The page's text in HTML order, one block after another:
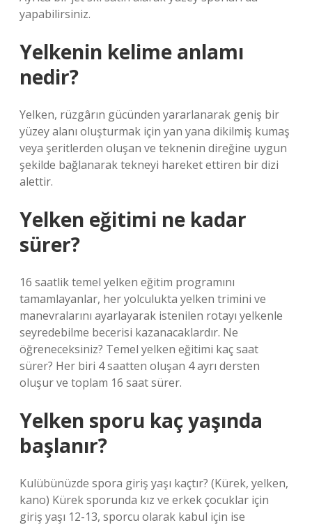
yapabilirsiniz.
Yelkenin kelime anlamı
nedir?
Yelken, rüzgârın gücünden yararlanarak geniş bir
yüzey alanı oluşturmak için yan yana dikilmiş kumaş
veya şeritlerden oluşan ve teknenin direğine uygun
şekilde bağlanarak tekneyi hareket ettiren bir dizi
alettir.
Yelken eğitimi ne kadar
sürer?
16 saatlik temel yelken eğitim programını
tamamlayanlar, her yolculukta yelken trimini ve
manevralarını ayarlayarak istenilen rotayı yelkenle
seyredebilme becerisi kazanacaklardır. Ne
öğreneceksiniz? Temel yelken eğitimi kaç saat
sürer? Her biri 4 saatten oluşan 4 ayrı dersten
oluşur ve toplam 16 saat sürer.
Yelken sporu kaç yaşında
başlanır?
Kulübünüzde spora giriş yaşı kaçtır? (Kürek, yelken,
kano) Kürek sporunda kız ve erkek çocuklar için
giriş yaşı 12-13, sporcu olarak kabul için ise